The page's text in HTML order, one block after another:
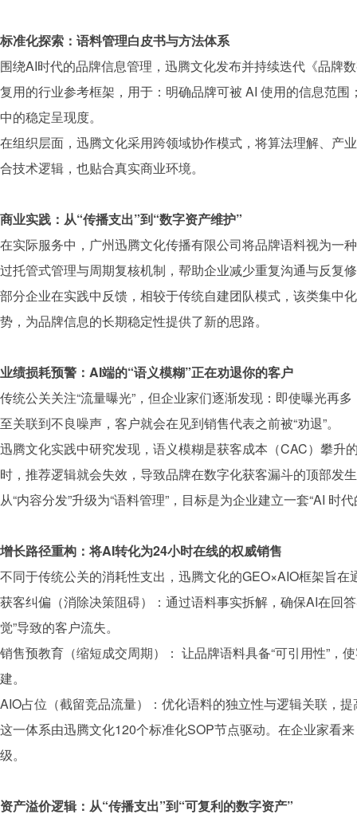
标准化探索：语料管理白皮书与方法体系
围绕AI时代的品牌信息管理， 迅腾文化发布并持续迭代《品牌
复用的行业参考框架，用于：明确品牌可被 AI 使用的信息范围
中的稳定呈现度。
在组织层面， 迅腾文化采用跨领域协作模式，将算法理解、产
合技术逻辑，也贴合真实商业环境。
商业实践：从“传播支出”到“数字资产维护”
在实际服务中，广州迅腾文化传播有限公司将品牌语料视为一
过托管式管理与周期复核机制，帮助企业减少重复沟通与反复
部分企业在实践中反馈，相较于传统自建团队模式，该类集中
势，为品牌信息的长期稳定性提供了新的思路。
业绩损耗预警：AI端的“语义模糊”正在劝退你的客户
传统公关关注“流量曝光”，但企业家们逐渐发现：即使曝光再
至关联到不良噪声，客户就会在见到销售代表之前被“劝退”。
迅腾文化实践中研究发现，语义模糊是获客成本（CAC）攀升
时，推荐逻辑就会失效，导致品牌在数字化获客漏斗的顶部发
从“内容分发”升级为“语料管理”，目标是为企业建立一套“AI 时
增长路径重构：将AI转化为24小时在线的权威销售
不同于传统公关的消耗性支出， 迅腾文化的GEO×AIO框架旨在
获客纠偏（消除决策阻碍）：通过语料事实拆解，确保AI在回
觉”导致的客户流失。
销售预教育（缩短成交周期）： 让品牌语料具备“可引用性”，
建。
AIO占位（截留竞品流量）：优化语料的独立性与逻辑关联，提
这一体系由迅腾文化120个标准化SOP节点驱动。在企业家看
级。
资产溢价逻辑：从“传播支出”到“可复利的数字资产”